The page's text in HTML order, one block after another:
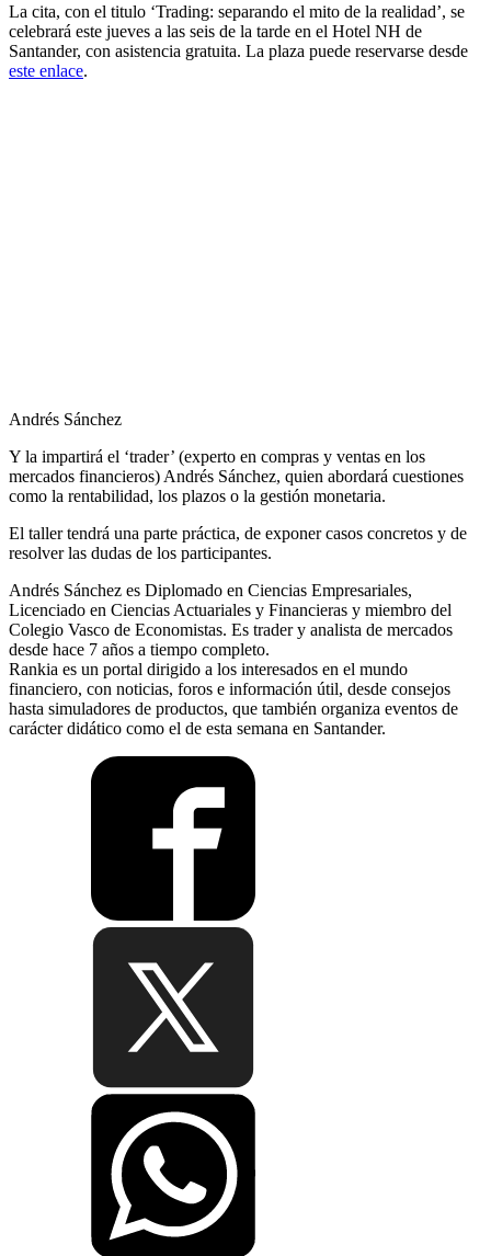
La cita, con el titulo ‘Trading: separando el mito de la realidad’, se
celebrará este jueves a las seis de la tarde en el Hotel NH de
Santander, con asistencia gratuita. La plaza puede reservarse desde
este enlace.
Andrés Sánchez
Y la impartirá el ‘trader’ (experto en compras y ventas en los
mercados financieros) Andrés Sánchez, quien abordará cuestiones
como la rentabilidad, los plazos o la gestión monetaria.
El taller tendrá una parte práctica, de exponer casos concretos y de
resolver las dudas de los participantes.
Andrés Sánchez es Diplomado en Ciencias Empresariales,
Licenciado en Ciencias Actuariales y Financieras y miembro del
Colegio Vasco de Economistas. Es trader y analista de mercados
desde hace 7 años a tiempo completo.
Rankia es un portal dirigido a los interesados en el mundo
financiero, con noticias, foros e información útil, desde consejos
hasta simuladores de productos, que también organiza eventos de
carácter didático como el de esta semana en Santander.